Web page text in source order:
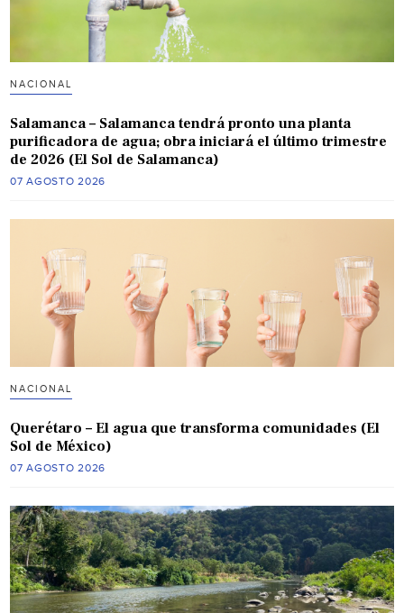
NACIONAL
Salamanca – Salamanca tendrá pronto una planta
purificadora de agua; obra iniciará el último trimestre
de 2026 (El Sol de Salamanca)
07 AGOSTO 2026
NACIONAL
Querétaro – El agua que transforma comunidades (El
Sol de México)
07 AGOSTO 2026